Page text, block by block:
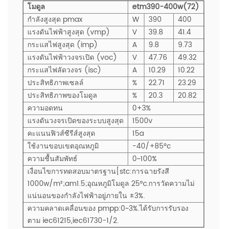
โมดูล
etm390-400w(72)
กำลังสูงสุด pmax
W 390
400
แรงดันไฟฟ้าสูงสุด (vmp)
V 39.8
41.4
กระแสไฟสูงสุด (imp)
A 9.8
9.73
แรงดันไฟฟ้าวงจรเปิด (voc)
V 47.76
49.32
กระแสไฟลัดวงจร (isc)
A 10.29
10.22
ประสิทธิภาพเซลล์
% 22.71
23.29
ประสิทธิภาพของโมดูล
% 20.3
20.82
ความอดทน
0+3%
แรงดันวงจรเปิดของระบบสูงสุด
1500v
คะแนนฟิวส์ซีรีส์สูงสุด
15a
ใช้งานขอบเขตอุณหภูมิ
-40/+85°c
ความชื้นสัมพัทธ์
0~100%
เงื่อนไขการทดสอบมาตรฐาน[stc:การฉายรังสี
1000w/m²;am1.5;อุณหภูมิโมดูล 25°c.การวัดความไม่
แน่นอนของกำลังไฟฟ้าอยู่ภายใน ±3%.
ความคลาดเคลื่อนของ pmpp:0~3%.ได้รับการรับรอง
ตาม iec61215,iec61730-1/2.